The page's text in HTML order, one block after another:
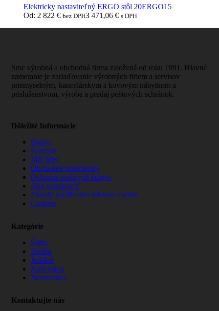
Elektricky nastaviteľný ERGO stôl 20ERGO15
Od: 2 822 € bez DPH3 471,06 € s DPH
Sme výrobná a obchodná firma založená od roku 1991. Hlavné
zameranie je zariaďovanie výrobných firiem a servisov
priemyselným, kancelárskym a kovovým nábytkom a
príslušenstvom, výroba a predaj poštových schránok.
Dôležité Informácie
Dopyt
Kontakt
Môj účet
Obchodné podmienky
Ochrana osobných údajov
Ako nakupovať
Zásady používania súborov cookie
Cookies
Kategórie
Šatňa
Dielňa
Jedáleň
Kancelária
Nemocnica
Kontaktujte nás